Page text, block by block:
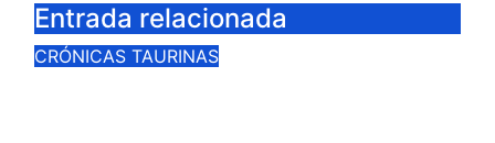
Entrada relacionada
CRÓNICAS TAURINAS